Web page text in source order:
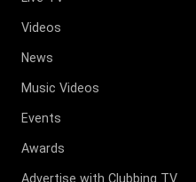
Videos
News
Music Videos
Events
Awards
Advertise with Clubbing TV